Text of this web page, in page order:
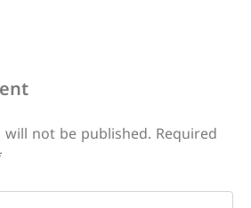
will not be published. Required